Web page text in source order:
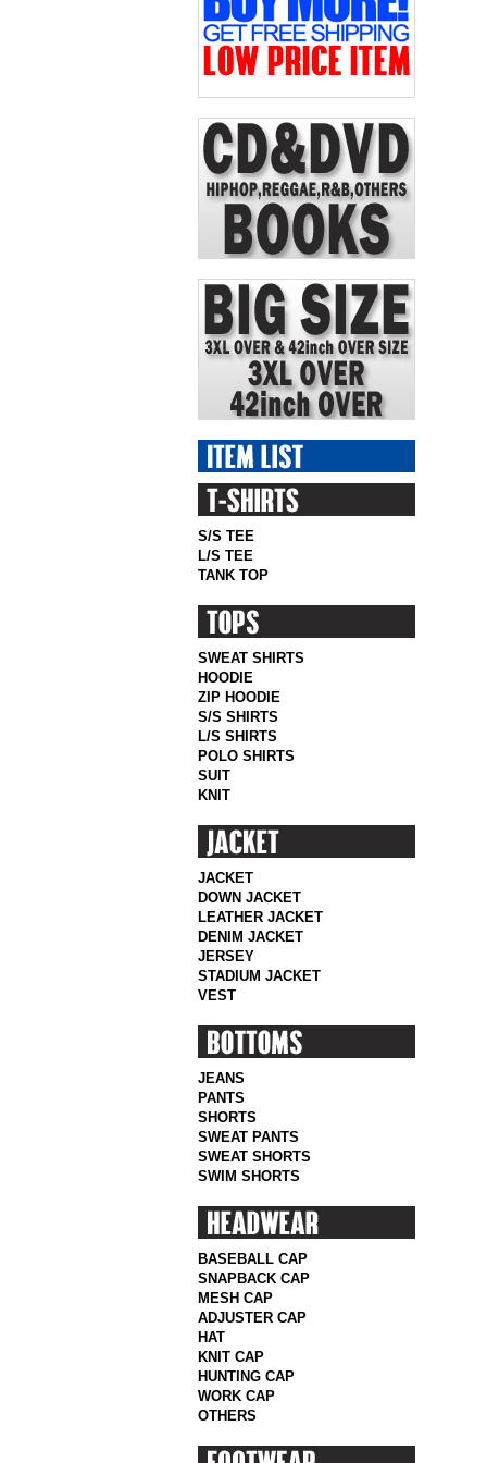
S/S TEE
L/S TEE
TANK TOP
SWEAT SHIRTS
HOODIE
ZIP HOODIE
S/S SHIRTS
L/S SHIRTS
POLO SHIRTS
SUIT
KNIT
JACKET
DOWN JACKET
LEATHER JACKET
DENIM JACKET
JERSEY
STADIUM JACKET
VEST
JEANS
PANTS
SHORTS
SWEAT PANTS
SWEAT SHORTS
SWIM SHORTS
BASEBALL CAP
SNAPBACK CAP
MESH CAP
ADJUSTER CAP
HAT
KNIT CAP
HUNTING CAP
WORK CAP
OTHERS